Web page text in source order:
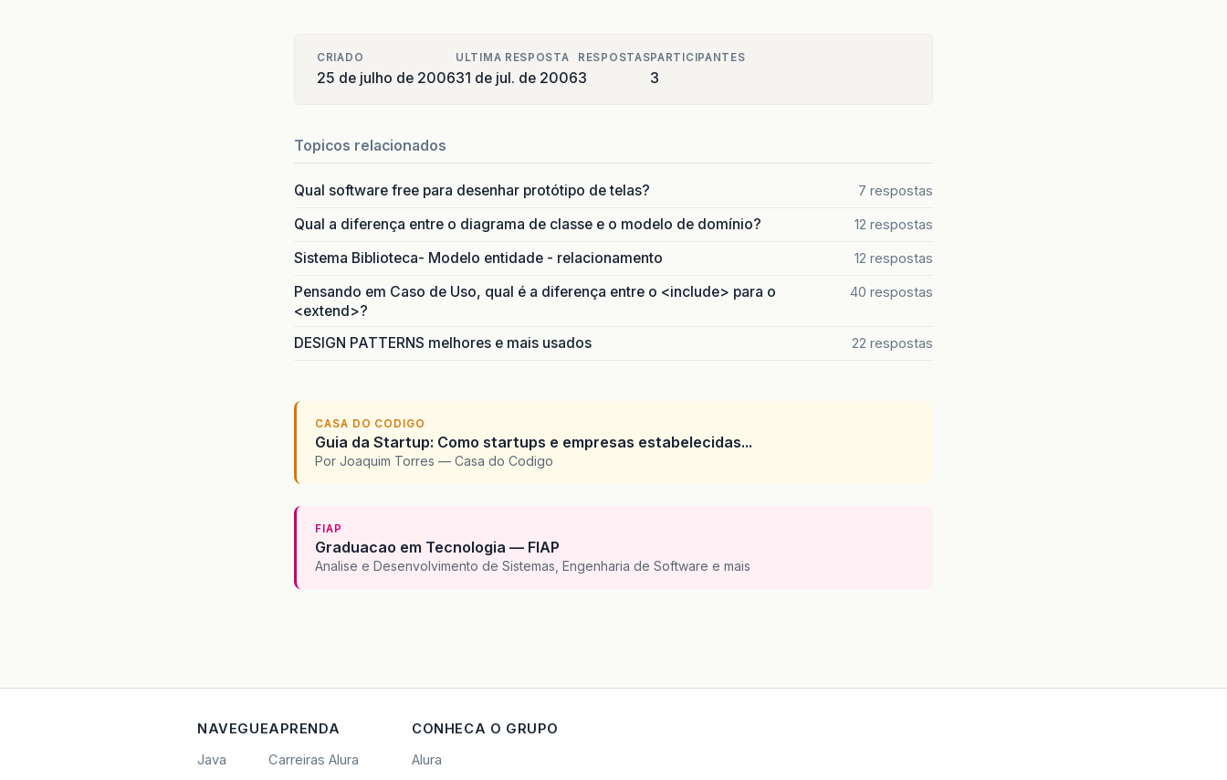
CRIADO
25 de julho de 2006
ULTIMA RESPOSTA
31 de jul. de 2006
RESPOSTAS
3
PARTICIPANTES
3
Topicos relacionados
Qual software free para desenhar protótipo de telas? 7 respostas
Qual a diferença entre o diagrama de classe e o modelo de domínio? 12 respostas
Sistema Biblioteca- Modelo entidade - relacionamento 12 respostas
Pensando em Caso de Uso, qual é a diferença entre o <include> para o
<extend>?
40 respostas
DESIGN PATTERNS melhores e mais usados 22 respostas
CASA DO CODIGO
Guia da Startup: Como startups e empresas estabelecidas...
Por Joaquim Torres — Casa do Codigo
FIAP
Graduacao em Tecnologia — FIAP
Analise e Desenvolvimento de Sistemas, Engenharia de Software e mais
NAVEGUE
Java
APRENDA
Carreiras Alura
CONHECA O GRUPO
Alura